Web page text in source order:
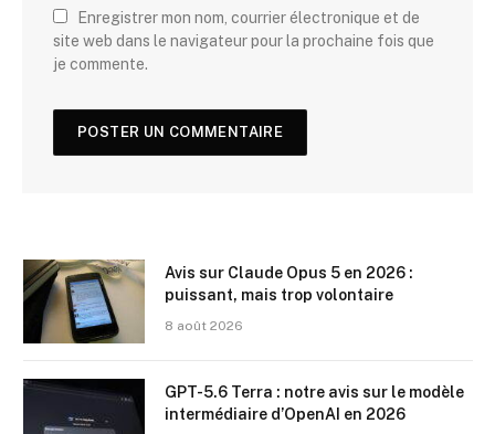
Enregistrer mon nom, courrier électronique et de
site web dans le navigateur pour la prochaine fois que
je commente.
Avis sur Claude Opus 5 en 2026 :
puissant, mais trop volontaire
8 août 2026
GPT-5.6 Terra : notre avis sur le modèle
intermédiaire d’OpenAI en 2026